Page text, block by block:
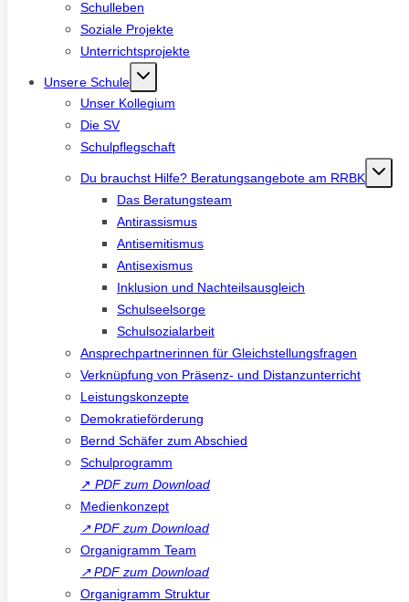
Schulleben
Soziale Projekte
Unterrichtsprojekte
Unsere Schule
Unser Kollegium
Die SV
Schulpflegschaft
Du brauchst Hilfe? Beratungsangebote am RRBK
Das Beratungsteam
Antirassismus
Antisemitismus
Antisexismus
Inklusion und Nachteilsausgleich
Schulseelsorge
Schulsozialarbeit
Ansprechpartnerinnen für Gleichstellungsfragen
Verknüpfung von Präsenz- und Distanzunterricht
Leistungskonzepte
Demokratieförderung
Bernd Schäfer zum Abschied
Schulprogramm
↗ PDF zum Download
Medienkonzept
↗ PDF zum Download
Organigramm Team
↗ PDF zum Download
Organigramm Struktur